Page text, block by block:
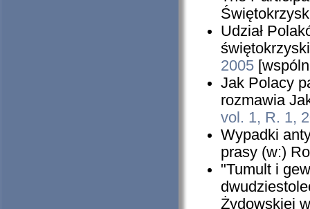
Udział
2005
Jak Polacy
rozmawia
vol. 1, R. 1,
Wypadki
prasy (w:)
"Tumult i
Żydowskiej